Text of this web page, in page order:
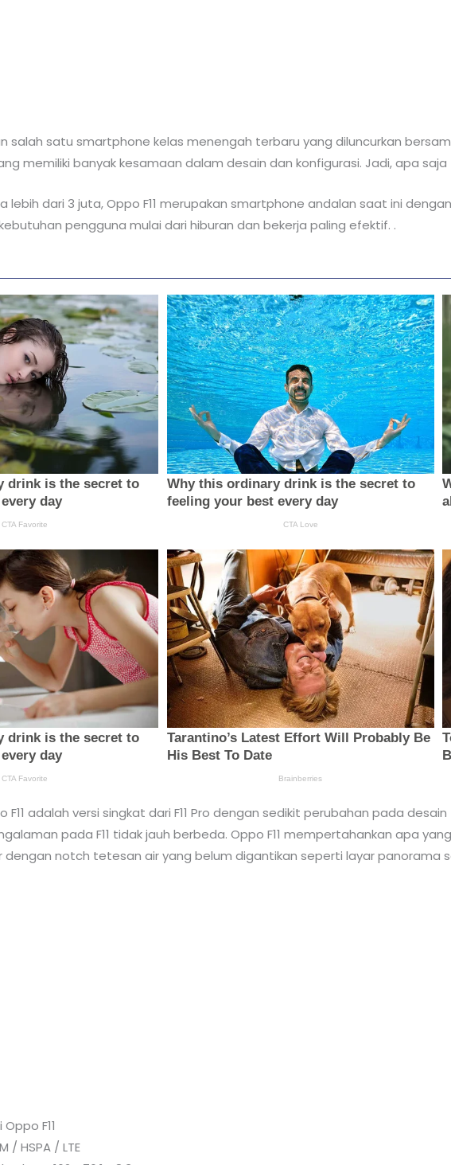
salah satu smartphone kelas menengah terbaru yang diluncurkan
memiliki banyak kesamaan dalam desain dan konfigurasi. Jadi, apa saja
lebih dari 3 juta, Oppo F11 merupakan smartphone andalan saat ini
pengguna mulai dari hiburan dan bekerja paling efektif. .
F11 adalah versi singkat dari F11 Pro dengan sedikit perubahan pada
pada F11 tidak jauh berbeda. Oppo F11 mempertahankan apa
notch tetesan air yang belum digantikan seperti layar panorama
F11
/ HSPA / LTE